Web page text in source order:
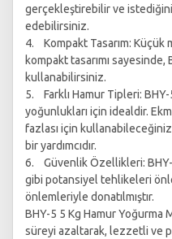
gerçekleştirebilir ve
edebilirsiniz.
4. Kompakt Tasarım: Küçük
kompakt tasarımı
kullanabilirsiniz.
5. Farklı Hamur Tipleri:
yoğunlukları için idealdir.
fazlası için
bir yardımcıdır.
6. Güvenlik Özellikleri: BHY-
gibi potansiyel tehlikeleri
önlemleriyle donatılmıştır.
BHY-5 5 Kg Hamur Yoğurma
süreyi azaltarak, lezzetli ve